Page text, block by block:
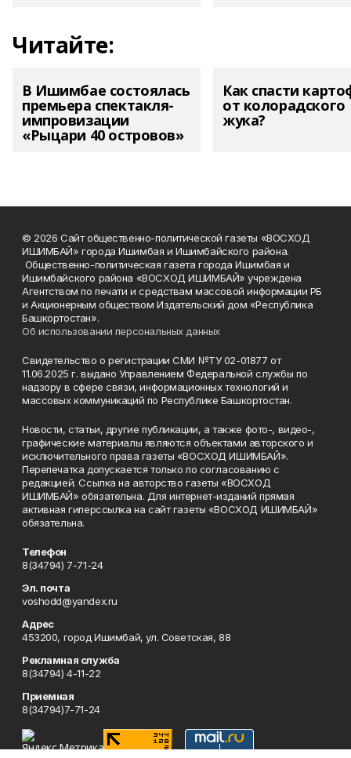
Читайте:
В Ишимбае состоялась
премьера спектакля-
импровизации
«Рыцари 40 островов»
Как спасти
от колорадского
жука?
© 2026 Сайт общественно-политической газеты «ВОСХОД
ИШИМБАЙ» города Ишимбая и Ишимбайского района.
Общественно-политическая газета города Ишимбая и
Ишимбайского района «ВОСХОД ИШИМБАЙ» учреждена
Агентством по печати и средствам массовой информации РБ
и Акционерным обществом Издательский дом «Республика
Башкортостан».
Об использовании персональных данных
Свидетельство о регистрации СМИ №ТУ 02-01877 от
11.06.2025 г. выдано Управлением Федеральной службы по
надзору в сфере связи, информационных технологий и
массовых коммуникаций по Республике Башкортостан.
Новости, статьи, другие публикации, а также фото-, видео-,
графические материалы являются объектами авторского и
исключительного права газеты «ВОСХОД ИШИМБАЙ».
Перепечатка допускается только по согласованию с
редакцией. Ссылка на авторство газеты «ВОСХОД
ИШИМБАЙ» обязательна. Для интернет-изданий прямая
активная гиперссылка на сайт газеты «ВОСХОД ИШИМБАЙ»
обязательна.
Телефон
8(34794) 7-71-24
Эл. почта
voshodd@yandex.ru
Адрес
453200, город Ишимбай, ул. Советская, 88
Рекламная служба
8(34794) 4-11-22
Приемная
8(34794)7-71-24